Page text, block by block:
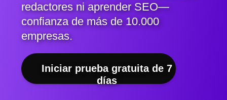
redactores ni aprender SEO—
confianza de más de 10.000
empresas.
Iniciar prueba gratuita de 7
días